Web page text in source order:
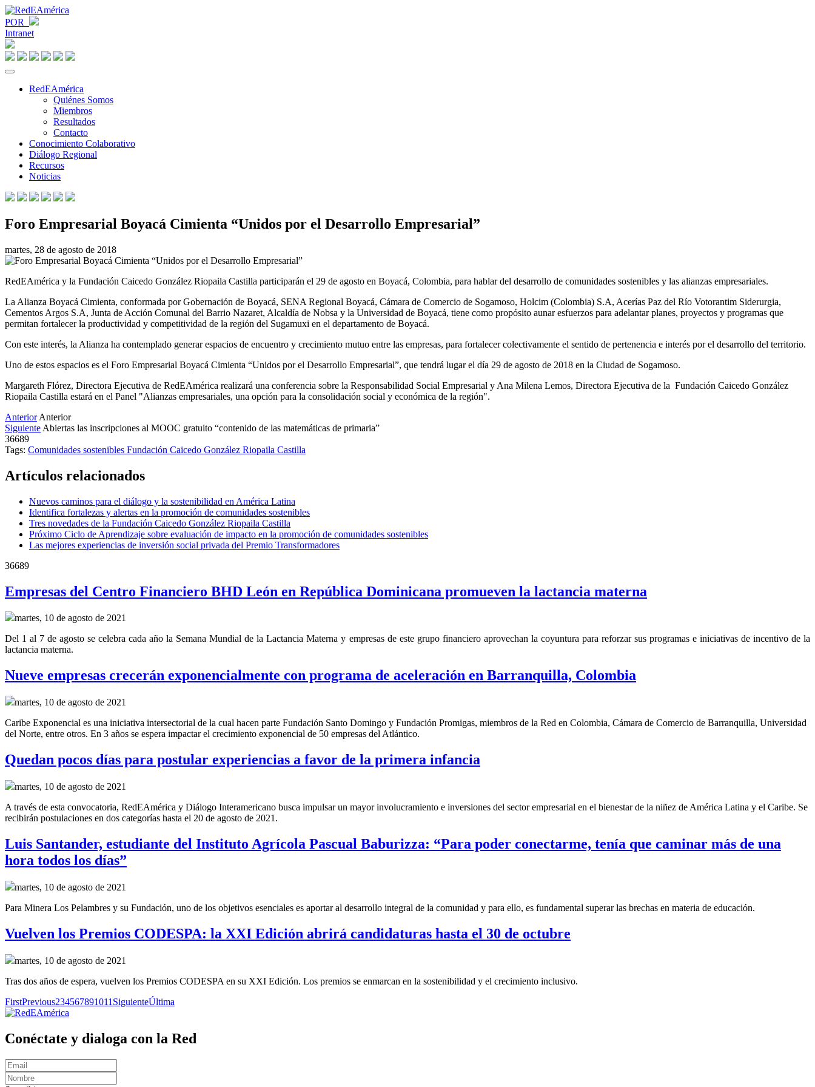
POR
Intranet
RedEAmérica
Quiénes Somos
Miembros
Resultados
Contacto
Conocimiento Colaborativo
Diálogo Regional
Recursos
Noticias
Foro Empresarial Boyacá Cimienta “Unidos por el Desarrollo Empresarial”
martes, 28 de agosto de 2018
RedEAmérica y la Fundación Caicedo González Riopaila Castilla participarán el 29 de agosto en Boyacá, Colombia, para hablar del desarrollo de comunidades sostenibles y las alianzas empresariales.
La Alianza Boyacá Cimienta, conformada por Gobernación de Boyacá, SENA Regional Boyacá, Cámara de Comercio de Sogamoso, Holcim (Colombia) S.A, Acerías Paz del Río Votorantim Siderurgia,
Cementos Argos S.A, Junta de Acción Comunal del Barrio Nazaret, Alcaldía de Nobsa y la Universidad de Boyacá, tiene como propósito aunar esfuerzos para adelantar planes, proyectos y programas que
permitan fortalecer la productividad y competitividad de la región del Sugamuxi en el departamento de Boyacá.
Con este interés, la Alianza ha contemplado generar espacios de encuentro y crecimiento mutuo entre las empresas, para fortalecer colectivamente el sentido de pertenencia e interés por el desarrollo del territorio.
Uno de estos espacios es el Foro Empresarial Boyacá Cimienta “Unidos por el Desarrollo Empresarial”, que tendrá lugar el día 29 de agosto de 2018 en la Ciudad de Sogamoso.
Margareth Flórez, Directora Ejecutiva de RedEAmérica realizará una conferencia sobre la Responsabilidad Social Empresarial y Ana Milena Lemos, Directora Ejecutiva de la Fundación Caicedo González
Riopaila Castilla estará en el Panel "Alianzas empresariales, una opción para la consolidación social y económica de la región".
Anterior Anterior
Siguiente Abiertas las inscripciones al MOOC gratuito “contenido de las matemáticas de primaria”
36689
Tags: Comunidades sostenibles Fundación Caicedo González Riopaila Castilla
Artículos relacionados
Nuevos caminos para el diálogo y la sostenibilidad en América Latina
Identifica fortalezas y alertas en la promoción de comunidades sostenibles
Tres novedades de la Fundación Caicedo González Riopaila Castilla
Próximo Ciclo de Aprendizaje sobre evaluación de impacto en la promoción de comunidades sostenibles
Las mejores experiencias de inversión social privada del Premio Transformadores
36689
Empresas del Centro Financiero BHD León en República Dominicana promueven la lactancia materna
martes, 10 de agosto de 2021
Del 1 al 7 de agosto se celebra cada año la Semana Mundial de la Lactancia Materna y empresas de este grupo financiero aprovechan la coyuntura para reforzar sus programas e iniciativas de incentivo de la
lactancia materna.
Nueve empresas crecerán exponencialmente con programa de aceleración en Barranquilla, Colombia
martes, 10 de agosto de 2021
Caribe Exponencial es una iniciativa intersectorial de la cual hacen parte Fundación Santo Domingo y Fundación Promigas, miembros de la Red en Colombia, Cámara de Comercio de Barranquilla, Universidad
del Norte, entre otros. En 3 años se espera impactar el crecimiento exponencial de 50 empresas del Atlántico.
Quedan pocos días para postular experiencias a favor de la primera infancia
martes, 10 de agosto de 2021
A través de esta convocatoria, RedEAmérica y Diálogo Interamericano busca impulsar un mayor involucramiento e inversiones del sector empresarial en el bienestar de la niñez de América Latina y el Caribe. Se
recibirán postulaciones en dos categorías hasta el 20 de agosto de 2021.
Luis Santander, estudiante del Instituto Agrícola Pascual Baburizza: “Para poder conectarme, tenía que caminar más de una
hora todos los días”
martes, 10 de agosto de 2021
Para Minera Los Pelambres y su Fundación, uno de los objetivos esenciales es aportar al desarrollo integral de la comunidad y para ello, es fundamental superar las brechas en materia de educación.
Vuelven los Premios CODESPA: la XXI Edición abrirá candidaturas hasta el 30 de octubre
martes, 10 de agosto de 2021
Tras dos años de espera, vuelven los Premios CODESPA en su XXI Edición. Los premios se enmarcan en la sostenibilidad y el crecimiento inclusivo.
FirstPrevious234567891011 SiguienteÚltima
Conéctate y dialoga con la Red